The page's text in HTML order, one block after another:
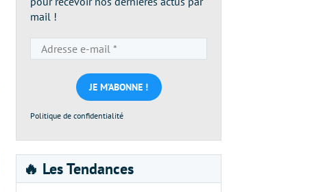
mail !
e-
mail
*
Politique de confidentialité
🔥 Les Tendances